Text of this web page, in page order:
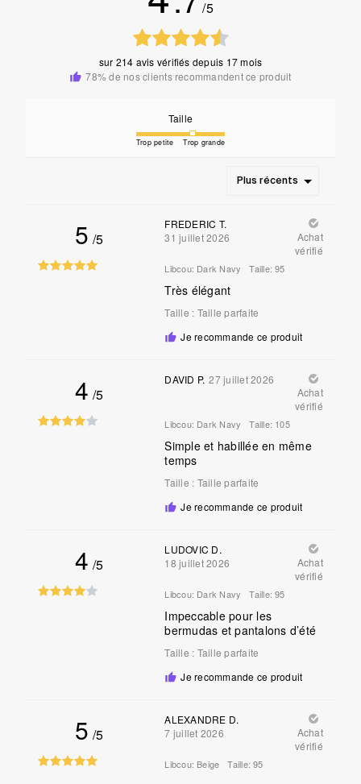
/5
sur 214 avis vérifiés depuis 17 mois
78% de nos clients recommandent ce produit
Taille
Trop petite Trop grande
Plus récents
5 /5
FREDERIC T.
31 juillet 2026
Achat
vérifié
Libcou: Dark Navy Taille: 95
Très élégant
Taille : Taille parfaite
Je recommande ce produit
4 /5
DAVID P. 27 juillet 2026
Achat
vérifié
Libcou: Dark Navy Taille: 105
Simple et habillée en même
temps
Taille : Taille parfaite
Je recommande ce produit
4 /5
LUDOVIC D.
18 juillet 2026
Achat
vérifié
Libcou: Dark Navy Taille: 95
Impeccable pour les
bermudas et pantalons d’été
Taille : Taille parfaite
Je recommande ce produit
5 /5
ALEXANDRE D.
7 juillet 2026
Achat
vérifié
Libcou: Beige Taille: 95